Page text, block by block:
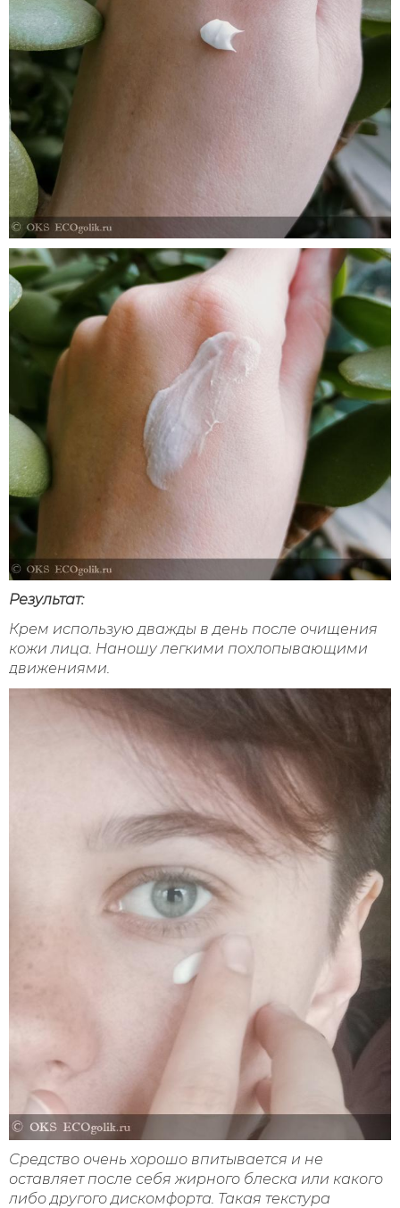
Результат:
Крем использую дважды в день после очищения
кожи лица. Наношу легкими похлопывающими
движениями.
Средство очень хорошо впитывается и не
оставляет после себя жирного блеска или какого
либо другого дискомфорта. Такая текстура